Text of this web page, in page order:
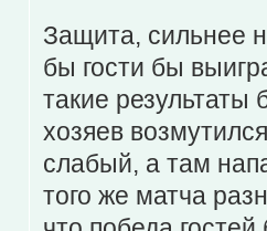
Защита, сильнее
бы гости бы
такие
хозяев
слабый, а там
того же матча